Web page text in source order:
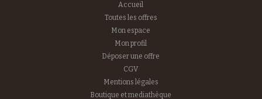
Accueil
Toutes les offres
Mon espace
Mon profil
Déposer une offre
CGV
Mentions légales
Boutique et mediathèque